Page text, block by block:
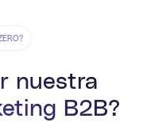
nuestra
B2B?